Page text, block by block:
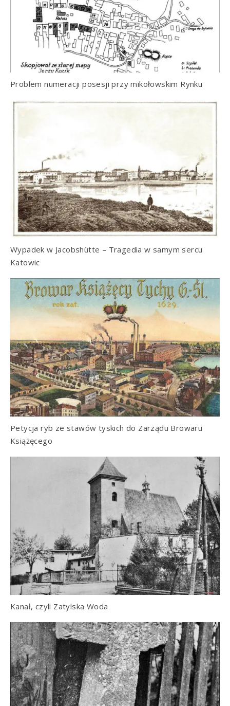
Problem numeracji posesji przy mikołowskim Rynku
Wypadek w Jacobshütte – Tragedia w samym sercu
Katowic
Petycja ryb ze stawów tyskich do Zarządu Browaru
Książęcego
Kanał, czyli Zatylska Woda